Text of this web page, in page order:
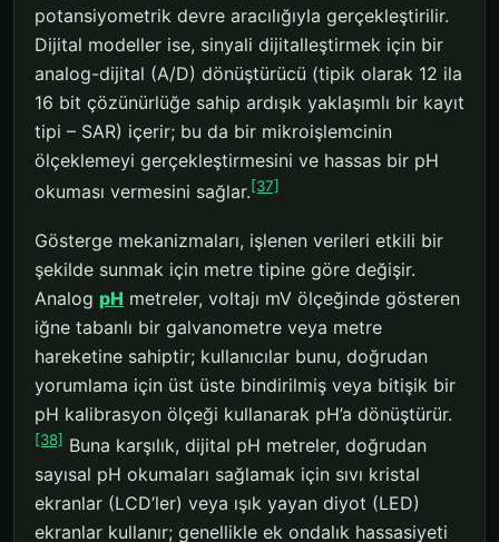
potansiyometrik devre aracılığıyla gerçekleştirilir.
Dijital modeller ise, sinyali dijitalleştirmek için bir
analog-dijital (A/D) dönüştürücü (tipik olarak 12 ila
16 bit çözünürlüğe sahip ardışık yaklaşımlı bir kayıt
tipi – SAR) içerir; bu da bir mikroişlemcinin
ölçeklemeyi gerçekleştirmesini ve hassas bir pH
okuması vermesini sağlar.[37]
Gösterge mekanizmaları, işlenen verileri etkili bir
şekilde sunmak için metre tipine göre değişir.
Analog pH metreler, voltajı mV ölçeğinde gösteren
iğne tabanlı bir galvanometre veya metre
hareketine sahiptir; kullanıcılar bunu, doğrudan
yorumlama için üst üste bindirilmiş veya bitişik bir
pH kalibrasyon ölçeği kullanarak pH’a dönüştürür.
[38] Buna karşılık, dijital pH metreler, doğrudan
sayısal pH okumaları sağlamak için sıvı kristal
ekranlar (LCD’ler) veya ışık yayan diyot (LED)
ekranlar kullanır; genellikle ek ondalık hassasiyeti